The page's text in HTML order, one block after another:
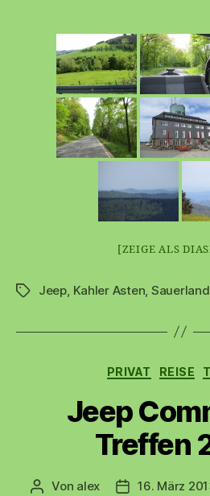
[ZEIGE ALS
Schlagwörter
Jeep, Kahler Asten, Sauerland
PRIVAT REISE
Jeep
Treffen
Beitragsautor
Von alex Beitragsdatum
16. März